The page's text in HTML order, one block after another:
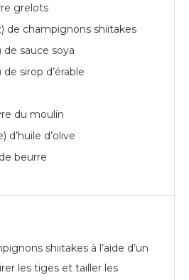
grelots
de champignons shiitakes
de sauce soya
de sirop d’érable
du moulin
d’huile d’olive
beurre
shiitakes à l’aide d’un
les tiges et tailler les